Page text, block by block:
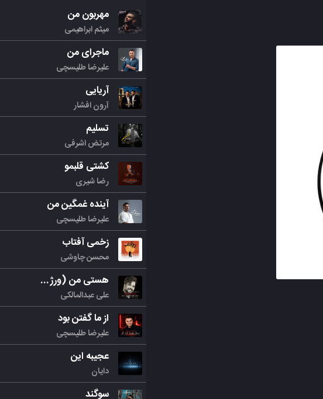
مهربون من
میثم ابراهیمی
ماجرای من
علیرضا طلیسچی
آریایی
آرون افشار
تسلیم
مرتض اشرفی
کشتی قلبمو
رضا شیری
آینده غمگین من
علیرضا طلیسچی
زخمی آفتاب
محسن چاوشی
هستی من (ورژن جدید)
علی عبدالمالکی
از ما گفتن بود
علیرضا طلیسچی
عجیبه این
دایان
سوگند